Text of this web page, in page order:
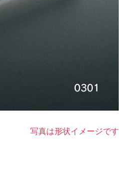
写真は形状イメージです